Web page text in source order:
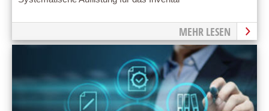
MEHR LESEN